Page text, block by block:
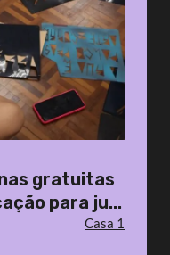
gratuitas
para ju...
Casa 1